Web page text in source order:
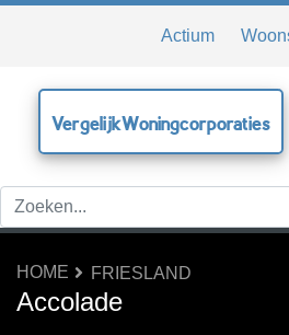
Actium
VergelijkWoningcorporaties
HOME FRIESLAND
Accolade